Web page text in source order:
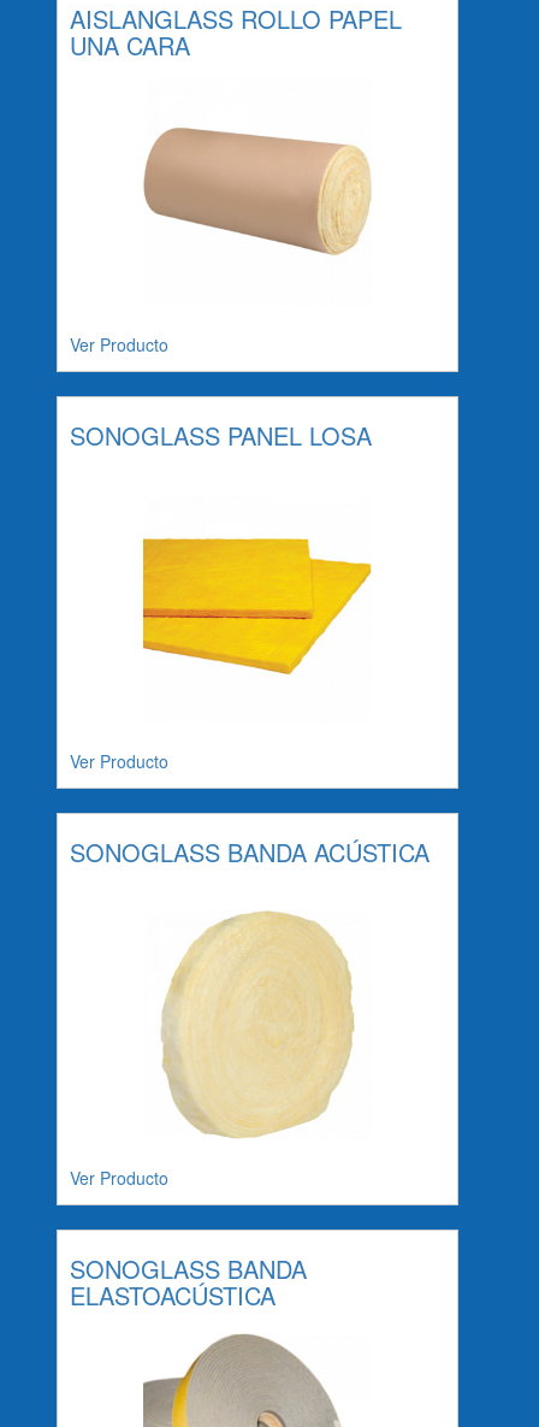
AISLANGLASS ROLLO PAPEL
UNA CARA
Ver Producto
SONOGLASS PANEL LOSA
Ver Producto
SONOGLASS BANDA ACÚSTICA
Ver Producto
SONOGLASS BANDA
ELASTOACÚSTICA